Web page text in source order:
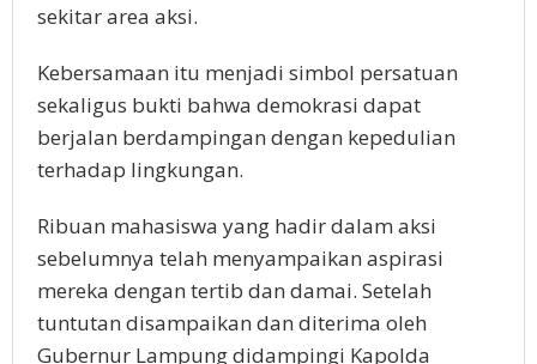
sekitar area aksi.
Kebersamaan itu menjadi simbol persatuan
sekaligus bukti bahwa demokrasi dapat
berjalan berdampingan dengan kepedulian
terhadap lingkungan.
Ribuan mahasiswa yang hadir dalam aksi
sebelumnya telah menyampaikan aspirasi
mereka dengan tertib dan damai. Setelah
tuntutan disampaikan dan diterima oleh
Gubernur Lampung didampingi Kapolda